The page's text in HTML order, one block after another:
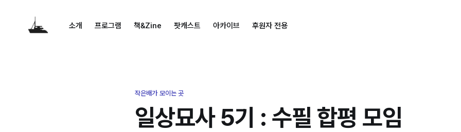
소개 프로그램 책&Zine 팟캐스트 아카이브 후원자 전용
작은배가 모이는 곳
일상묘사 5기 : 수필 합평 모임